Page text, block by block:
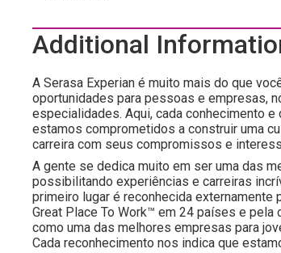
Additional
A Serasa Experian é muito mais do que
oportunidades para pessoas e empresas,
especialidades. Aqui, cada conhecimento
estamos comprometidos a construir uma
carreira com seus compromissos e
A gente se dedica muito em ser uma das
possibilitando experiências e carreiras
primeiro lugar é reconhecida
Great Place To Work™ em 24 países e
como uma das melhores empresas para
Cada reconhecimento nos indica que